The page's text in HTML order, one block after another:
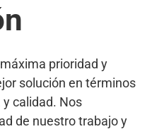
prioridad y
solución en términos
calidad. Nos
de nuestro trabajo y